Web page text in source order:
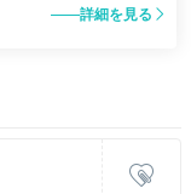
詳細を見る